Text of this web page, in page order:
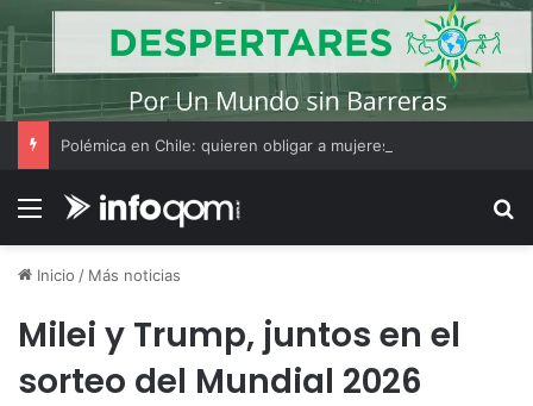
Menú
Inicio / Más noticias
Milei y Trump, juntos en el
sorteo del Mundial 2026